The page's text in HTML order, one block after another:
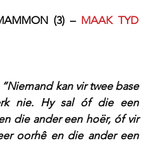
(3) – MAAK TYD
“Niemand kan vir twee base
nie. Hy sal óf die een
die ander een hoër, óf vir
oorhê en die ander een